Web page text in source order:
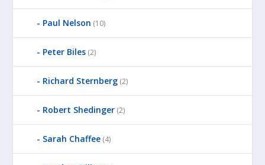
Paul Nelson (10)
Peter Biles (2)
Richard Sternberg (2)
Robert Shedinger (2)
Sarah Chaffee (4)